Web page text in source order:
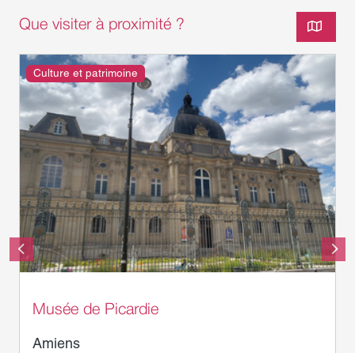
Que visiter à proximité ?
Culture et patrimoine
Musée de Picardie
Amiens